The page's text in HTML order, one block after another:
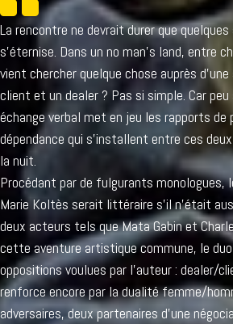
La rencontre ne devrait durer que
s’éternise. Dans un no man’s land, entre
vient chercher quelque chose auprès
client et un dealer ? Pas si simple. Car peu
échange verbal met en jeu les rapports de
dépendance qui s’installent entre ces
la nuit.
Procédant par de fulgurants monologues,
Marie Koltès serait littéraire s’il n’était
deux acteurs tels que Mata Gabin et
cette aventure artistique commune, le
oppositions voulues par l’auteur : dealer/
renforce encore par la dualité femme/
adversaires, deux partenaires d’une